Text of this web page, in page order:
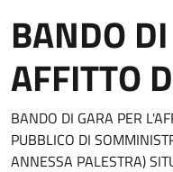
BANDO
AFFITTO
BANDO DI GARA PER
PUBBLICO DI
ANNESSA PALESTRA)